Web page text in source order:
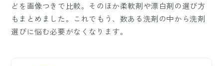
どを画像つきで比較。そのほか柔軟剤や漂白剤の選び方
もまとめました。これでもう、数ある洗剤の中から洗剤
選びに悩む必要がなくなります。